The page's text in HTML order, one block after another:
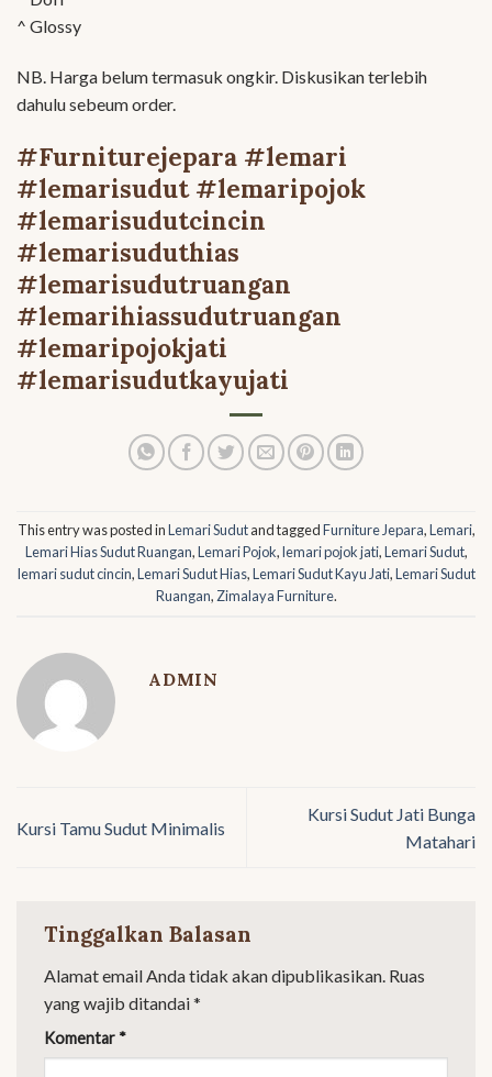
^ Glossy
NB. Harga belum termasuk ongkir. Diskusikan terlebih
dahulu sebeum order.
#Furniturejepara #lemari
#lemarisudut #lemaripojok
#lemarisudutcincin
#lemarisuduthias
#lemarisudutruangan
#lemarihiassudutruangan
#lemaripojokjati
#lemarisudutkayujati
This entry was posted inLemari Sudutand taggedFurniture Jepara,Lemari,
Lemari Hias Sudut Ruangan,Lemari Pojok,lemari pojok jati,Lemari Sudut,
lemari sudut cincin,Lemari Sudut Hias,Lemari Sudut Kayu Jati,Lemari Sudut
Ruangan, Zimalaya Furniture.
ADMIN
Kursi Tamu Sudut Minimalis
Kursi Sudut Jati Bunga
Matahari
Tinggalkan Balasan
Alamat email Anda tidak akan dipublikasikan. Ruas
yang wajib ditandai*
Komentar *